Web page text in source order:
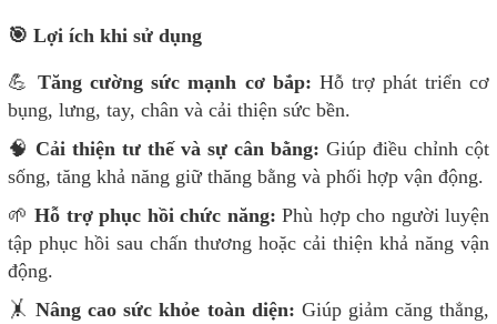
🎯 Lợi ích khi sử dụng
💪Tăng cường sức mạnh cơ bắp: Hỗ trợ phát triển cơ
bụng, lưng, tay, chân và cải thiện sức bền.
🧠 Cải thiện tư thế và sự cân bằng: Giúp điều chỉnh cột
sống, tăng khả năng giữ thăng bằng và phối hợp vận động.
🌱 Hỗ trợ phục hồi chức năng: Phù hợp cho người luyện
tập phục hồi sau chấn thương hoặc cải thiện khả năng vận
động.
🤸Nâng cao sức khỏe toàn diện: Giúp giảm căng thẳng,